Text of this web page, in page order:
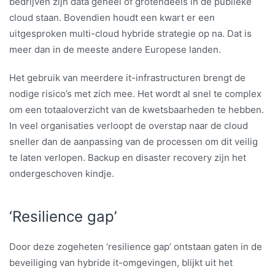
cloud staan. Bovendien houdt een kwart er een
uitgesproken multi-cloud hybride strategie op na. Dat is
meer dan in de meeste andere Europese landen.
Het gebruik van meerdere it-infrastructuren brengt de
nodige risico’s met zich mee. Het wordt al snel te complex
om een totaaloverzicht van de kwetsbaarheden te hebben.
In veel organisaties verloopt de overstap naar de cloud
sneller dan de aanpassing van de processen om dit veilig
te laten verlopen. Backup en disaster recovery zijn het
ondergeschoven kindje.
‘Resilience gap’
Door deze zogeheten ‘resilience gap’ ontstaan gaten in de
beveiliging van hybride it-omgevingen, blijkt uit het